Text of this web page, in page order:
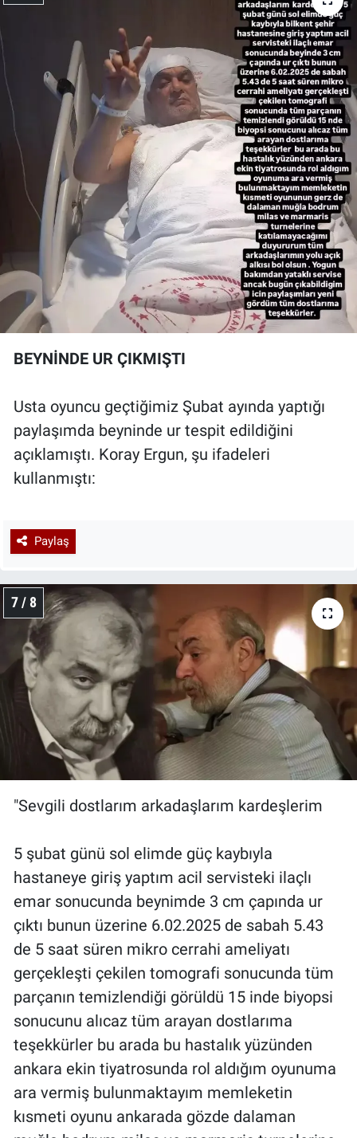
BEYNİNDE UR ÇIKMIŞTI
Usta oyuncu geçtiğimiz Şubat ayında yaptığı
paylaşımda beyninde ur tespit edildiğini
açıklamıştı. Koray Ergun, şu ifadeleri
kullanmıştı:
Paylaş
7 / 8
"Sevgili dostlarım arkadaşlarım kardeşlerim
5 şubat günü sol elimde güç kaybıyla
hastaneye giriş yaptım acil servisteki ilaçlı
emar sonucunda beynimde 3 cm çapında ur
çıktı bunun üzerine 6.02.2025 de sabah 5.43
de 5 saat süren mikro cerrahi ameliyatı
gerçekleşti çekilen tomografi sonucunda tüm
parçanın temizlendiği görüldü 15 inde biyopsi
sonucunu alıcaz tüm arayan dostlarıma
teşekkürler bu arada bu hastalık yüzünden
ankara ekin tiyatrosunda rol aldığım oyunuma
ara vermiş bulunmaktayım memleketin
kısmeti oyunu ankarada gözde dalaman